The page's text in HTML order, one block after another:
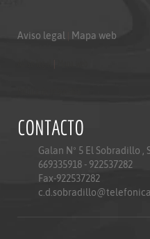
Aviso legal Mapa web
CONTACTO
Galan Nº 5 El Sobradillo
669335918 - 922537282
Fax-922537282